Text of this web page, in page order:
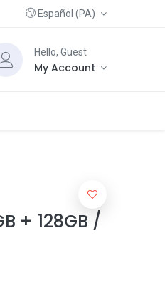
Español (PA)
Hello, Guest
My Account
+ 128GB /